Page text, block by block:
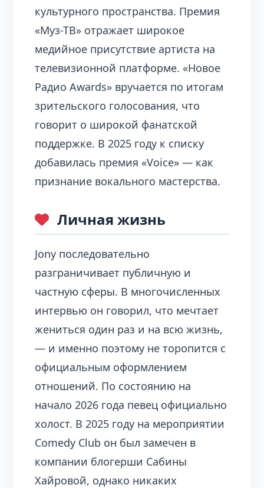
культурного пространства. Премия
«Муз-ТВ» отражает широкое
медийное присутствие артиста на
телевизионной платформе. «Новое
Радио Awards» вручается по итогам
зрительского голосования, что
говорит о широкой фанатской
поддержке. В 2025 году к списку
добавилась премия «Voice» — как
признание вокального мастерства.
Личная жизнь
Jony последовательно
разграничивает публичную и
частную сферы. В многочисленных
интервью он говорил, что мечтает
жениться один раз и на всю жизнь,
— и именно поэтому не торопится с
официальным оформлением
отношений. По состоянию на
начало 2026 года певец официально
холост. В 2025 году на мероприятии
Comedy Club он был замечен в
компании блогерши Сабины
Хайровой, однако никаких